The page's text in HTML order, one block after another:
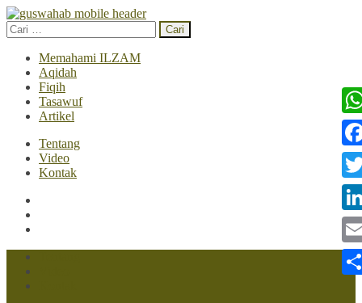
Skip
to
content
(Press
Enter)
Cari
untuk:
Memahami ILZAM
Aqidah
Fiqih
Tasawuf
Artikel
Tentang
Video
Kontak